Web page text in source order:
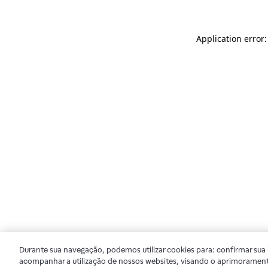
Application
Durante sua navegação, podemos utilizar cookies para: confirmar
acompanhar a utilização de nossos websites, visando o